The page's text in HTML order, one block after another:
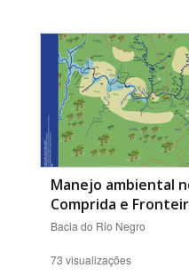
Manejo ambiental
Comprida e
Bacia do Rio Negro
73 visualizações